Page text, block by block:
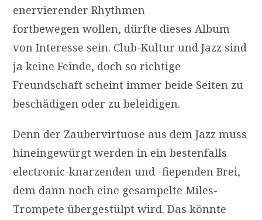
enervierender Rhythmen
fortbewegen wollen, dürfte dieses Album
von Interesse sein. Club-Kultur und Jazz sind
ja keine Feinde, doch so richtige
Freundschaft scheint immer beide Seiten zu
beschädigen oder zu beleidigen.
Denn der Zaubervirtuose aus dem Jazz muss
hineingewürgt werden in ein bestenfalls
electronic-knarzenden und -fiependen Brei,
dem dann noch eine gesampelte Miles-
Trompete übergestülpt wird. Das könnte